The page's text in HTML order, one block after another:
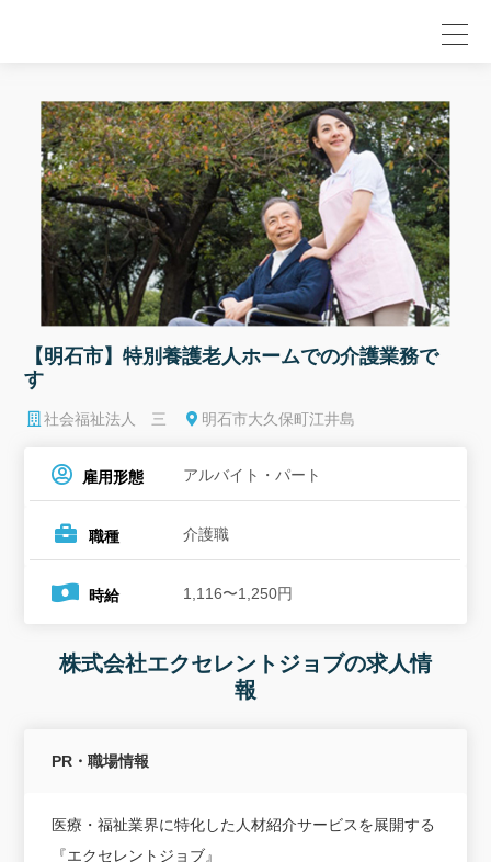
【明石市】特別養護老人ホームでの介護業務で
す
社会福祉法人 三 明石市大久保町江井島
雇用形態 アルバイト・パート
職種 介護職
時給 1,116〜1,250円
株式会社エクセレントジョブの求人情
報
PR・職場情報
医療・福祉業界に特化した人材紹介サービスを展開する
『エクセレントジョブ』